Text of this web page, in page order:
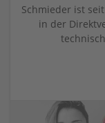
Schmieder ist
in der